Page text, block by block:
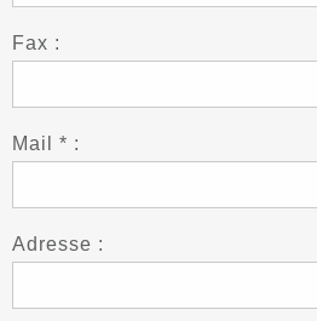
Fax :
Mail * :
Adresse :